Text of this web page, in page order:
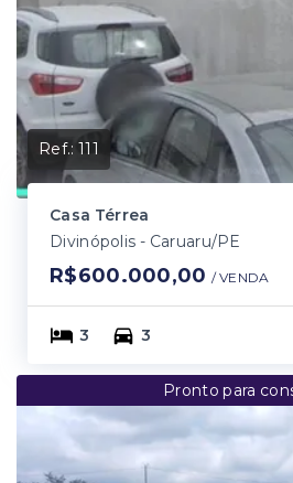
Ref.:111
Casa Térrea
Divinópolis - Caruaru/PE
R$600.000,00 / VENDA
3 3
Pronto para